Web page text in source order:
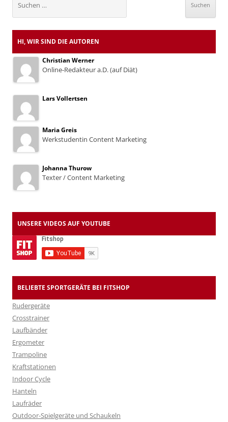
nach:
HI, WIR SIND DIE AUTOREN
Christian Werner
Online-Redakteur a.D. (auf Diät)
Lars Vollertsen
Maria Greis
Werkstudentin Content Marketing
Johanna Thurow
Texter / Content Marketing
UNSERE VIDEOS AUF YOUTUBE
BELIEBTE SPORTGERÄTE BEI FITSHOP
Rudergeräte
Crosstrainer
Laufbänder
Ergometer
Trampoline
Kraftstationen
Indoor Cycle
Hanteln
Laufräder
Outdoor-Spielgeräte und Schaukeln